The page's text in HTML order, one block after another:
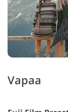
Vapaa